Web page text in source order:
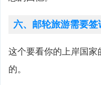
六、邮轮旅游需要
这个要看你的上岸国
的。